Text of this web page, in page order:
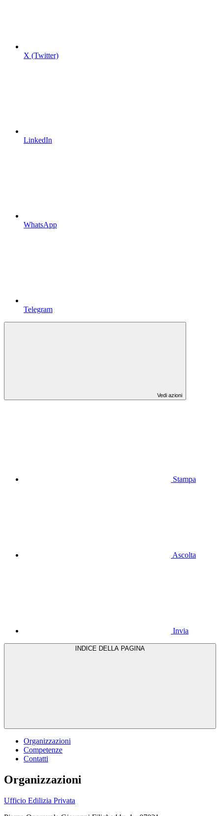
X (Twitter)
LinkedIn
WhatsApp
Telegram
Vedi azioni
Stampa
Ascolta
Invia
Organizzazioni
Competenze
Contatti
Organizzazioni
Ufficio Edilizia Privata